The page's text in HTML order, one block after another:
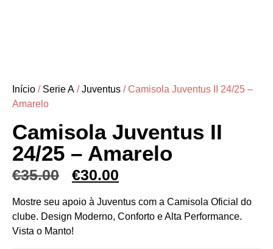
Início / Serie A /Juventus / Camisola Juventus II 24/25 –
Amarelo
Camisola Juventus II
24/25 – Amarelo
€35.00 €30.00
Mostre seu apoio à Juventus com a Camisola Oficial do
clube. Design Moderno, Conforto e Alta Performance.
Vista o Manto!